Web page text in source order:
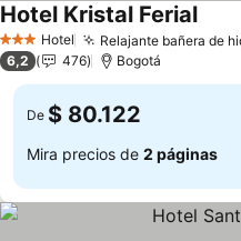
3 Estrellas
Hotel Relajante bañera de
Hotel Kristal Ferial
6,2 476 Bogotá
De $ 80.122
Mira precios de 2 páginas